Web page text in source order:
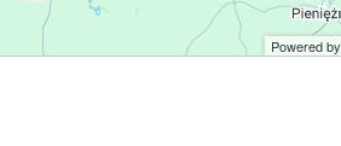
Powered by